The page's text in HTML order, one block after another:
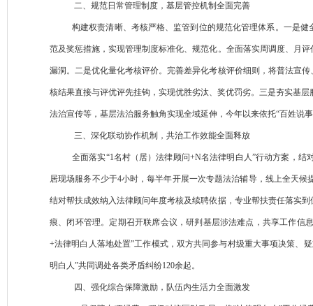
二、规范日常管理制度，基层管控机制全面完善
构建权责清晰、考核严格、监管到位的规范化管理体系。 一是健
范及奖惩措施，实现管理制度标准化、规范化。全面落实周调度、月
漏洞。二是优化量化考核评价。完善差异化考核评价细则，将普法宣
核结果直接与评优评先挂钩，实现优胜劣汰、奖优罚劣。三是夯实基
法治宣传等，基层法治服务触角实现全域延伸，今年以来依托“百姓说
三、深化联动协作机制，共治工作效能全面释放
全面落实“1名村（居）法律顾问+N名法律明白人”行动方案，结
居现场服务不少于4小时，每半年开展一次专题法治辅导，线上全天
结对帮扶成效纳入法律顾问年度考核及续聘依据，专业帮扶责任落实
痕、闭环管理。定期召开联席会议，研判基层涉法难点，共享工作信
+法律明白人落地处置”工作模式，双方共同参与村级重大事项决策、
明白人”共同调处各类矛盾纠纷120余起。
四、强化综合保障激励，队伍内生活力全面激发